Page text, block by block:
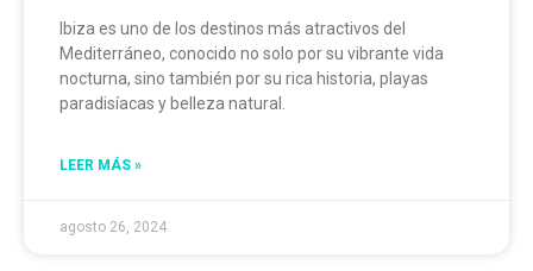
Ibiza es uno de los destinos más atractivos del
Mediterráneo, conocido no solo por su vibrante vida
nocturna, sino también por su rica historia, playas
paradisíacas y belleza natural.
LEER MÁS »
agosto 26, 2024